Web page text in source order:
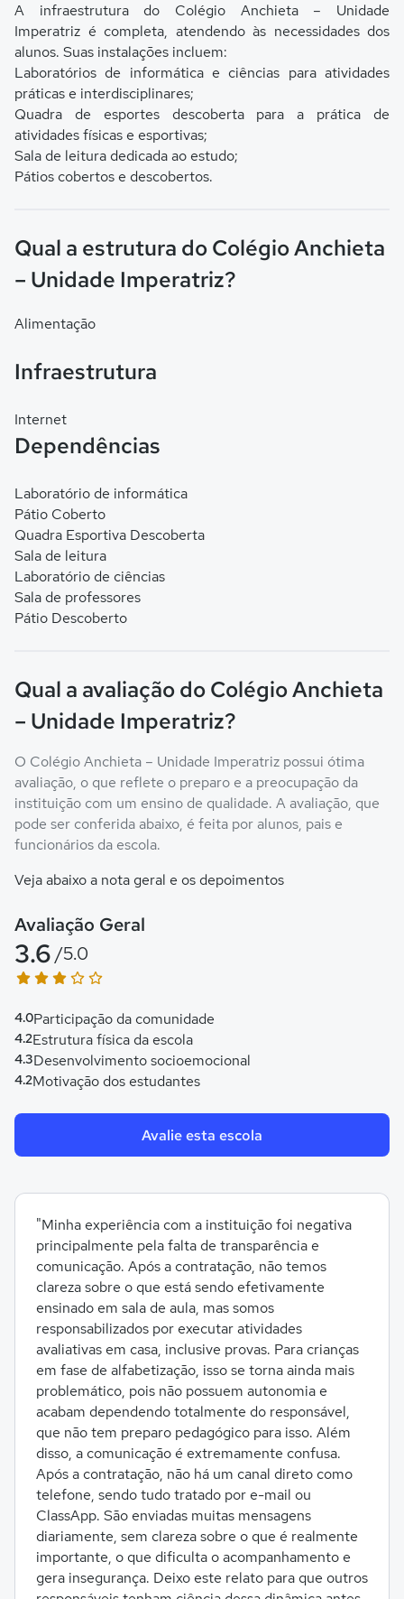
A infraestrutura do Colégio Anchieta – Unidade
Imperatriz é completa, atendendo às necessidades dos
alunos. Suas instalações incluem:
Laboratórios de informática e ciências para atividades
práticas e interdisciplinares;
Quadra de esportes descoberta para a prática de
atividades físicas e esportivas;
Sala de leitura dedicada ao estudo;
Pátios cobertos e descobertos.
Qual a estrutura do Colégio Anchieta
– Unidade Imperatriz?
Alimentação
Infraestrutura
Internet
Dependências
Laboratório de informática
Pátio Coberto
Quadra Esportiva Descoberta
Sala de leitura
Laboratório de ciências
Sala de professores
Pátio Descoberto
Qual a avaliação do Colégio Anchieta
– Unidade Imperatriz?
O Colégio Anchieta – Unidade Imperatriz possui ótima
avaliação, o que reflete o preparo e a preocupação da
instituição com um ensino de qualidade. A avaliação, que
pode ser conferida abaixo, é feita por alunos, pais e
funcionários da escola.
Veja abaixo a nota geral e os depoimentos
Avaliação Geral
3.6 /5.0
4.0Participação da comunidade
4.2Estrutura física da escola
4.3Desenvolvimento socioemocional
4.2Motivação dos estudantes
Avalie esta escola
"Minha experiência com a instituição foi negativa
principalmente pela falta de transparência e
comunicação. Após a contratação, não temos
clareza sobre o que está sendo efetivamente
ensinado em sala de aula, mas somos
responsabilizados por executar atividades
avaliativas em casa, inclusive provas. Para crianças
em fase de alfabetização, isso se torna ainda mais
problemático, pois não possuem autonomia e
acabam dependendo totalmente do responsável,
que não tem preparo pedagógico para isso. Além
disso, a comunicação é extremamente confusa.
Após a contratação, não há um canal direto como
telefone, sendo tudo tratado por e-mail ou
ClassApp. São enviadas muitas mensagens
diariamente, sem clareza sobre o que é realmente
importante, o que dificulta o acompanhamento e
gera insegurança. Deixo este relato para que outros